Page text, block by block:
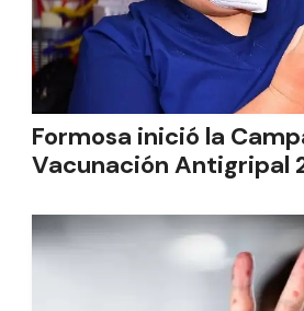
Formosa inició la
Vacunación Antigripal